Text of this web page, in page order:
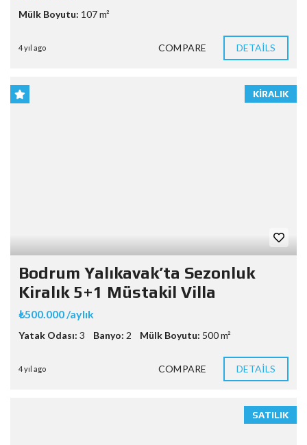
Mülk Boyutu: 107 m²
4 yıl ago COMPARE DETAILS
KIRALIK
Bodrum Yalıkavak’ta Sezonluk
Kiralık 5+1 Müstakil Villa
₺500.000 /aylık
Yatak Odası: 3 Banyo: 2 Mülk Boyutu: 500 m²
4 yıl ago COMPARE DETAILS
SATILIK